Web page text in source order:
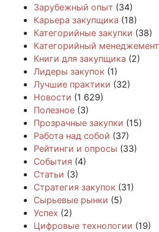
Зарубежный опыт (34)
Карьера закупщика (18)
Категорийные закупки (38)
Категорийный менеджемент
Книги для закупщика (2)
Лидеры закупок (1)
Лучшие практики (32)
Новости (1 629)
Полезное (3)
Прозрачные закупки (15)
Работа над собой (37)
Рейтинги и опросы (33)
События (4)
Статьи (3)
Стратегия закупок (31)
Сырьевые рынки (5)
Успех (2)
Цифровые технологии (19)